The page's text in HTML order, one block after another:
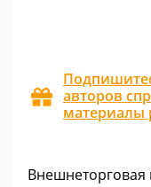
авторов
материалы
Внешнеторговая